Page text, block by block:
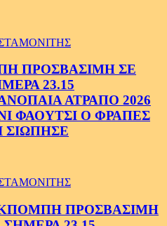
ΠΡΟΣΒΑΣΙΜΗ ΣΕ
23.15
ΑΤΡΑΠΟ 2026
ΦΑΟΥΤΣΙ Ο ΦΡΑΠΕΣ
ΣΙΩΠΗΣΕ
ΠΡΟΣΒΑΣΙΜΗ